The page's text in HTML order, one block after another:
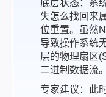
底层状态：系
失怎么找回来
位重置。虽然
导致操作系统
层的物理扇区
二进制数据流。
专家建议：此